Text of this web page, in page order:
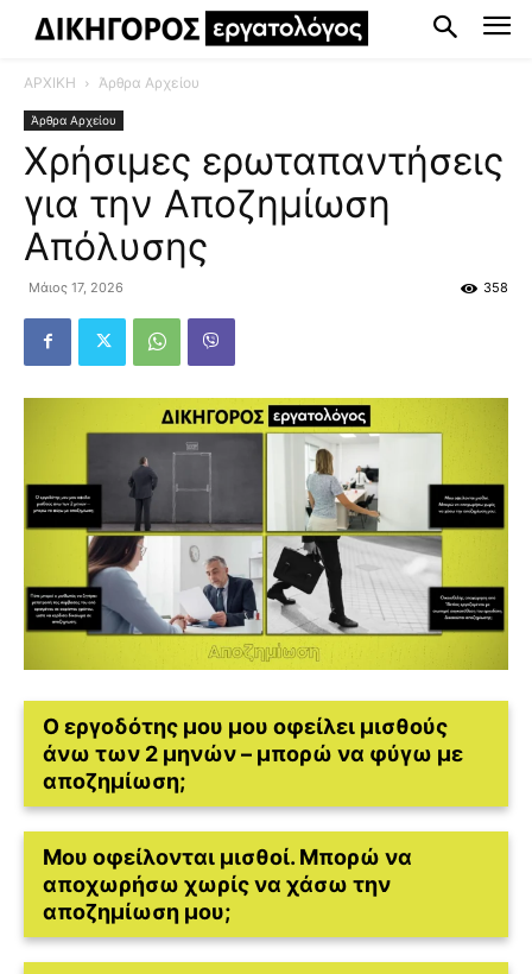
ΑΡΧΙΚΗ Άρθρα Αρχείου
Άρθρα Αρχείου
Χρήσιμες ερωταπαντήσεις
για την Αποζημίωση
Απόλυσης
Μάιος 17, 2026 358
Ο εργοδότης μου μου οφείλει μισθούς
άνω των 2 μηνών – μπορώ να φύγω με
αποζημίωση;
Μου οφείλονται μισθοί. Μπορώ να
αποχωρήσω χωρίς να χάσω την
αποζημίωση μου;